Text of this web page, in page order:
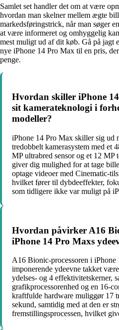
Samlet set handler det om at være
hvordan man skelner mellem ægte
markedsføringstrick, når man søger
at være informeret og omhyggelig
mest muligt ud af dit køb. Gå på jagt
nye iPhone 14 Pro Max til en pris,
penge.
Hvordan skiller iPhone
sit kamerateknologi i
modeller?
iPhone 14 Pro Max skiller sig ud
tredobbelt kamerasystem med et
MP ultrabred sensor og et 12 MP
giver dig mulighed for at tage
optage videoer med Cinematic-
hvilket fører til dybdeeffekter,
som tidligere ikke var muligt på
Hvordan påvirker A16
iPhone 14 Pro Maxs
A16 Bionic-processoren i iPhone
imponerende ydeevne takket
ydelses- og 4 effektivitetskerner,
grafikprocessorenhed og en 16-
kraftfulde hardware muliggør 17
sekund, samtidig med at den er
fremstillingsprocessen, hvilket